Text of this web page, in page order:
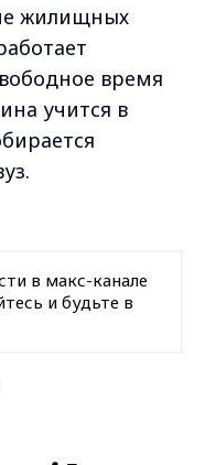
жилищных
время
учится в
в макс-канале
и будьте в